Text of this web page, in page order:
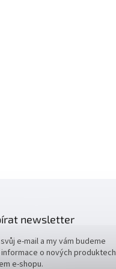
newsletter
e-mail a my vám budeme
o nových produktech
e-shopu.